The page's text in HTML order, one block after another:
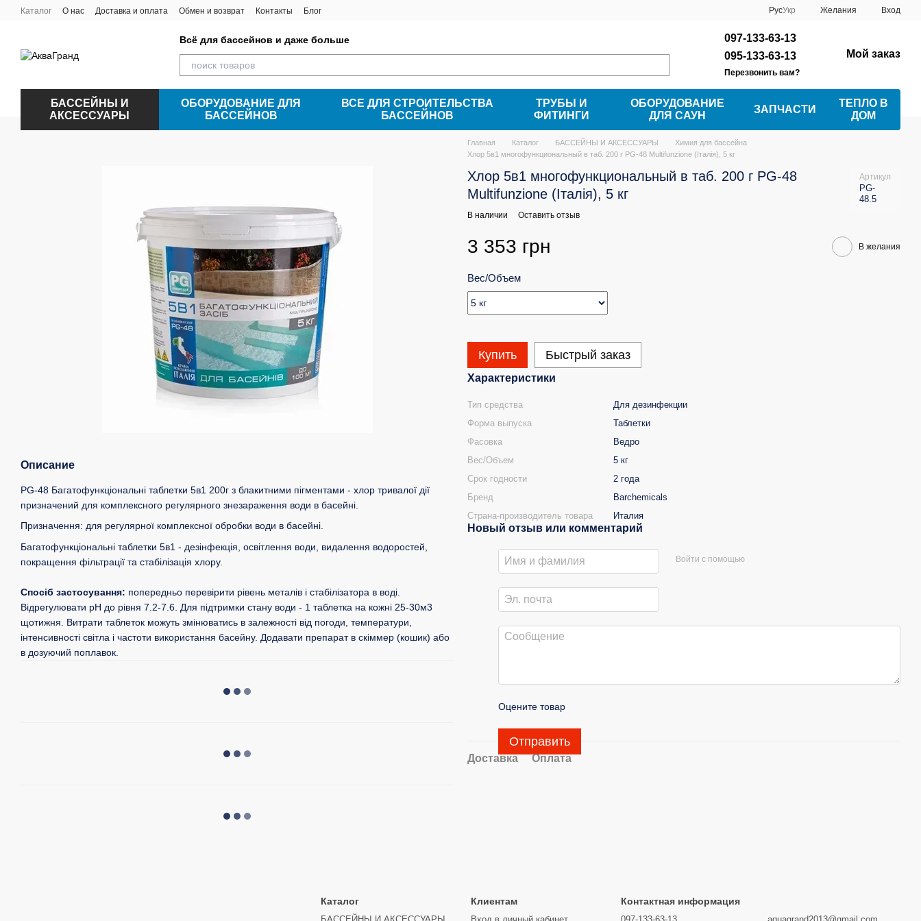
Перейти к основному контенту
Каталог О нас Доставка и оплата Обмен и возврат Контакты Блог РусУкр Желания Вход
Всё для бассейнов и даже больше
097-133-63-13
095-133-63-13
Перезвонить вам?
Мой заказ
БАССЕЙНЫ И
АКСЕССУАРЫ
ОБОРУДОВАНИЕ ДЛЯ
БАССЕЙНОВ
ВСЕ ДЛЯ СТРОИТЕЛЬСТВА
БАССЕЙНОВ
ТРУБЫ И
ФИТИНГИ
ОБОРУДОВАНИЕ
ДЛЯ САУН
ЗАПЧАСТИ
ТЕПЛО В
ДОМ
Описание
PG-48 Багатофункціональні таблетки 5в1 200г з блакитними пігментами - хлор тривалої дії
призначений для комплексного регулярного знезараження води в басейні.
Призначення: для регулярної комплексної обробки води в басейні.
Багатофункціональні таблетки 5в1 - дезінфекція, освітлення води, видалення водоростей,
покращення фільтрації та стабілізація хлору.
Спосіб застосування: попередньо перевірити рівень металів і стабілізатора в воді.
Відрегулювати рН до рівня 7.2-7.6. Для підтримки стану води - 1 таблетка на кожні 25-30м3
щотижня. Витрати таблеток можуть змінюватись в залежності від погоди, температури,
інтенсивності світла і частоти використання басейну. Додавати препарат в скіммер (кошик) або
в дозуючий поплавок.
Главная Каталог БАССЕЙНЫ И АКСЕССУАРЫ
Химия для бассейна
Хлор 5в1 многофункциональный в таб. 200 г PG-48 Multifunzione (Італія), 5 кг
Хлор 5в1 многофункциональный в таб. 200 г PG-48
Multifunzione (Італія), 5 кг
Артикул
PG-
48.5
В наличии Оставить отзыв
3 353 грн В желания
Вес/Объем
Купить Быстрый заказ
Характеристики
Тип средства
Для дезинфекции
Форма выпуска
Таблетки
Фасовка
Ведро
Вес/Объем
5 кг
Срок годности
2 года
Бренд
Barchemicals
Страна-производитель товара
Италия
Новый отзыв или комментарий
Войти с помощью
Оцените товар
Отправить
Доставка Оплата
Каталог Клиентам Контактная информация